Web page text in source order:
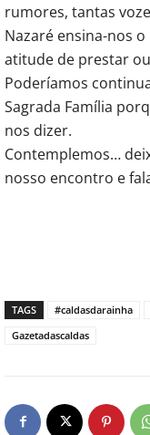
rumores, tantas
Nazaré ensina-nos
atitude de prestar
Poderíamos
Sagrada Família
nos dizer.
Contemplemos…
nosso encontro e
TAGS #caldasdarainha
Gazetadascaldas